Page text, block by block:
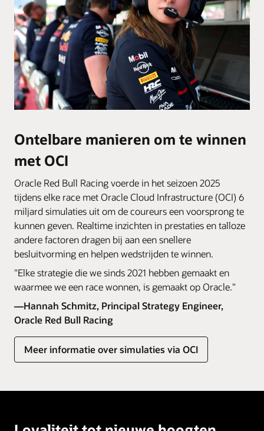
Ontelbare manieren om te winnen
met OCI
Oracle Red Bull Racing voerde in het seizoen 2025
tijdens elke race met Oracle Cloud Infrastructure (OCI) 6
miljard simulaties uit om de coureurs een voorsprong te
kunnen geven. Realtime inzichten in prestaties en talloze
andere factoren dragen bij aan een snellere
besluitvorming en helpen wedstrijden te winnen.
"Elke strategie die we sinds 2021 hebben gemaakt en
waarmee we een race wonnen, is gemaakt op Oracle."
—Hannah Schmitz, Principal Strategy Engineer,
Oracle Red Bull Racing
Meer informatie over simulaties via OCI